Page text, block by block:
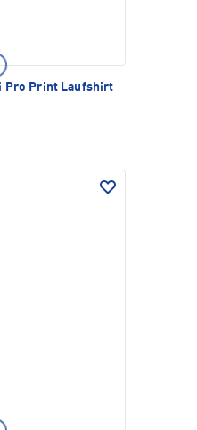
Pro Print Laufshirt